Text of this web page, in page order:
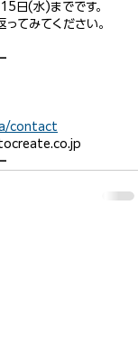
日(水)までです。
てみてください。
contact